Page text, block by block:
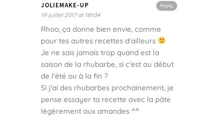
Reply
JOLIEMAKE-UP
19 juillet 2017 at 18h34
Rhoo, ça donne bien envie, comme
pour tes autres recettes d'ailleurs
Je ne sais jamais trop quand est la
saison de la rhubarbe, si c'est au début
de l'été ou à la fin ?
Si j'ai des rhubarbes prochainement, je
pense essayer ta recette avec la pâte
légèrement aux amandes ^^